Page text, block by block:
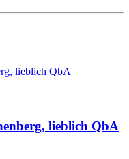
lieblich QbA